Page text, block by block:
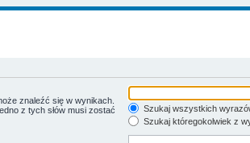
znaleźć się w wynikach.
z tych słów musi zostać
Szukaj wszystkich
Szukaj któregokolwiek z